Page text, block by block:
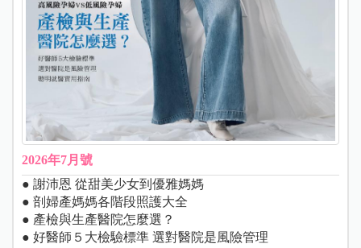
2026年7月號
● 謝沛恩 從甜美少女到優雅媽媽
● 剖婦產媽媽各階段照護大全
● 產檢與生產醫院怎麼選？
● 好醫師５大檢驗標準 選對醫院是風險管理